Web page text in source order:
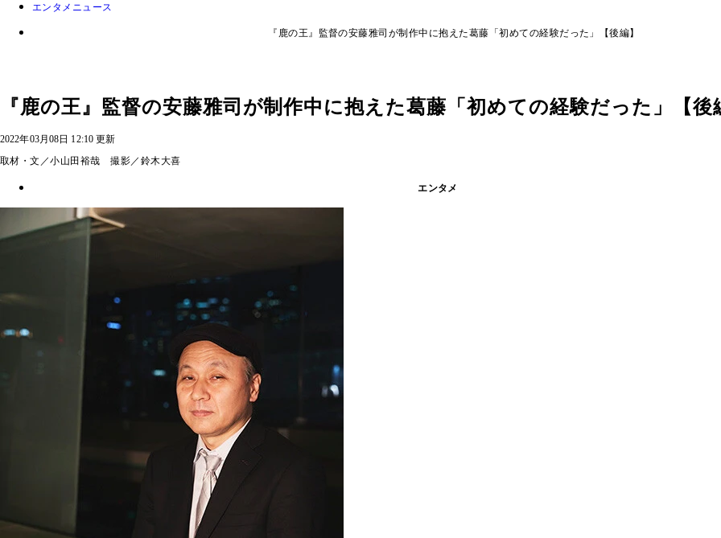
エンタメニュース
『鹿の王』監督の安藤雅司が制作中に抱えた葛藤「初めての経験だった」【後編】
『鹿の王』監督の安藤雅司が制作中に抱えた葛藤「初めての経験だった」【後
2022年03月08日 12:10 更新
取材・文／小山田裕哉 撮影／鈴木大喜
エンタメ